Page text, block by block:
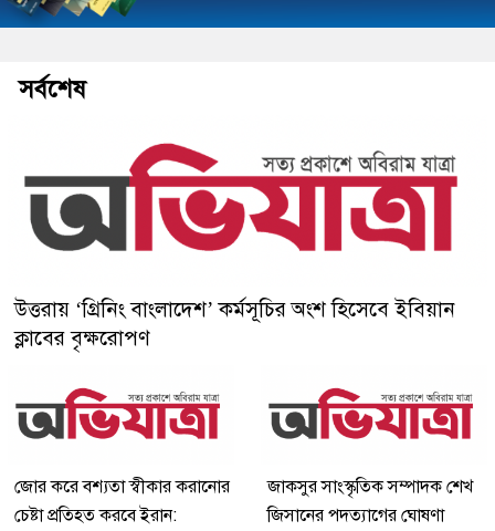
সর্বশেষ
উত্তরায় ‘গ্রিনিং বাংলাদেশ’ কর্মসূচির অংশ হিসেবে ইবিয়ান
ক্লাবের বৃক্ষরোপণ
জোর করে বশ্যতা স্বীকার করানোর
চেষ্টা প্রতিহত করবে ইরান:
জাকসুর সাংস্কৃতিক সম্পাদক শেখ
জিসানের পদত্যাগের ঘোষণা